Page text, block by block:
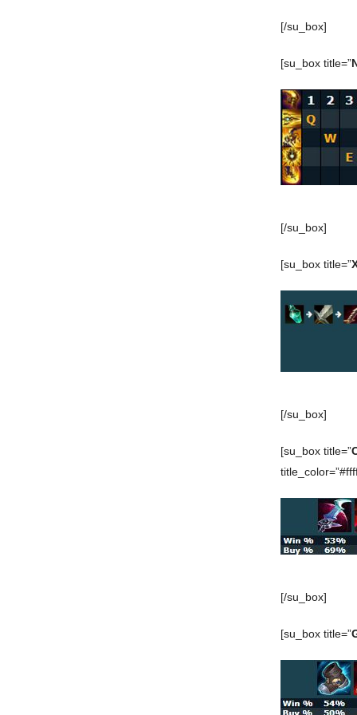
[/su_box]
[su_box title=”
[/su_box]
[su_box title=”
[/su_box]
[su_box title=”
[/su_box]
[su_box title=”